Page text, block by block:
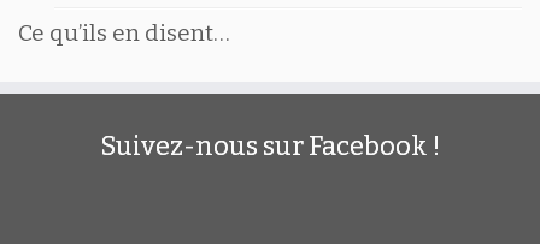
Ce qu’ils en disent…
Suivez-nous sur Facebook !